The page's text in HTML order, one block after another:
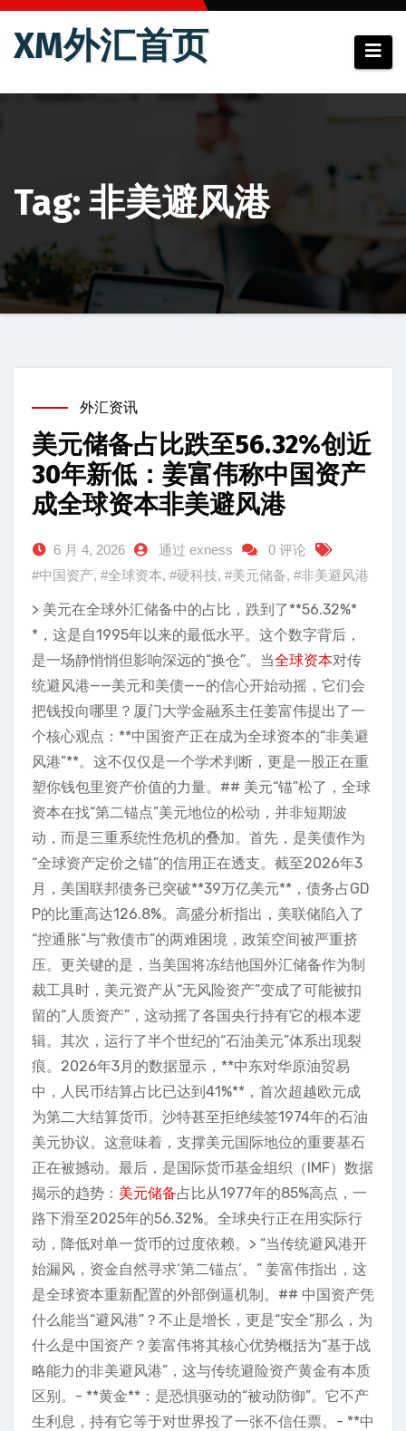
跳
XM外汇首页
Tag: 非美避风港
外汇资讯
美元储备占比跌至56.32%创近
30年新低：姜富伟称中国资产
成全球资本非美避风港
6 月 4, 2026 通过 exness
0 评论
#中国资产, #全球资本, #硬科技, #美元储备, #非美避风港
> 美元在全球外汇储备中的占比，跌到了**56.32%*
*，这是自1995年以来的最低水平。这个数字背后，
是一场静悄悄但影响深远的“换仓”。当全球资本对传
统避风港——美元和美债——的信心开始动摇，它们会
把钱投向哪里？厦门大学金融系主任姜富伟提出了一
个核心观点：**中国资产正在成为全球资本的“非美避
风港”**。这不仅仅是一个学术判断，更是一股正在重
塑你钱包里资产价值的力量。## 美元“锚”松了，全球
资本在找“第二锚点”美元地位的松动，并非短期波
动，而是三重系统性危机的叠加。首先，是美债作为
“全球资产定价之锚”的信用正在透支。截至2026年3
月，美国联邦债务已突破**39万亿美元**，债务占GD
P的比重高达126.8%。高盛分析指出，美联储陷入了
“控通胀”与“救债市”的两难困境，政策空间被严重挤
压。更关键的是，当美国将冻结他国外汇储备作为制
裁工具时，美元资产从“无风险资产”变成了可能被扣
留的“人质资产”，这动摇了各国央行持有它的根本逻
辑。其次，运行了半个世纪的“石油美元”体系出现裂
痕。2026年3月的数据显示，**中东对华原油贸易
中，人民币结算占比已达到41%**，首次超越欧元成
为第二大结算货币。沙特甚至拒绝续签1974年的石油
美元协议。这意味着，支撑美元国际地位的重要基石
正在被撼动。最后，是国际货币基金组织（IMF）数据
揭示的趋势： 美元储备占比从1977年的85%高点，一
路下滑至2025年的56.32%。全球央行正在用实际行
动，降低对单一货币的过度依赖。> “当传统避风港开
始漏风，资金自然寻求‘第二锚点’。” 姜富伟指出，这
是全球资本重新配置的外部倒逼机制。## 中国资产凭
什么能当“避风港”？不止是增长，更是“安全”那么，为
什么是中国资产？姜富伟将其核心优势概括为“基于战
略能力的非美避风港”，这与传统避险资产黄金有本质
区别。- **黄金**：是恐惧驱动的“被动防御”。它不产
生利息，持有它等于对世界投了一张不信任票。- **中